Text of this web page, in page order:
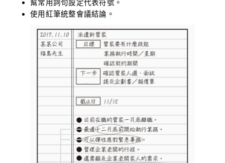
幫常用詞句設定代表符號。
使用紅筆統整會議結論。